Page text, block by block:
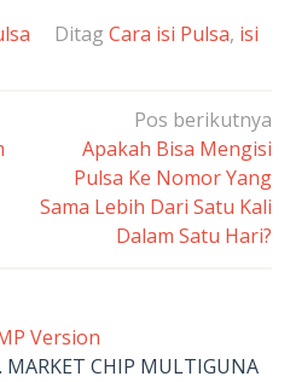
Ditag Cara isi Pulsa, isi
Pos berikutnya
Apakah Bisa Mengisi
Pulsa Ke Nomor Yang
Sama Lebih Dari Satu Kali
Dalam Satu Hari?
Version
CHIP MULTIGUNA